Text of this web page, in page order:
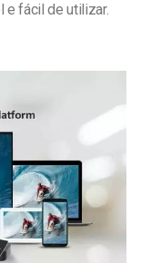
e fácil de utilizar.